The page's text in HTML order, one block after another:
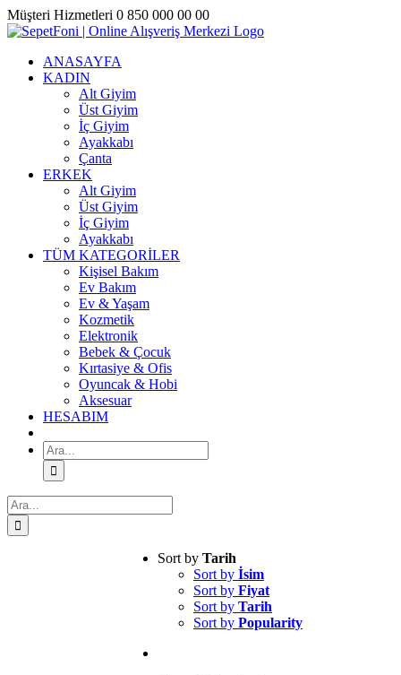
Skip
to
Müşteri Hizmetleri 0 850 000 00 00
X
Instagram
YouTube
ANASAYFA
KADIN
Alt Giyim
Üst Giyim
İç Giyim
Ayakkabı
Çanta
ERKEK
Alt Giyim
Üst Giyim
İç Giyim
Ayakkabı
TÜM KATEGORİLER
Kişisel Bakım
Ev Bakım
Ev & Yaşam
Kozmetik
Elektronik
Bebek & Çocuk
Kırtasiye & Ofis
Oyuncak & Hobi
Aksesuar
HESABIM
Ara:
Ara:
Sort by Tarih
Sort by İsim
Sort by Fiyat
Sort by Tarih
Sort by Popularity